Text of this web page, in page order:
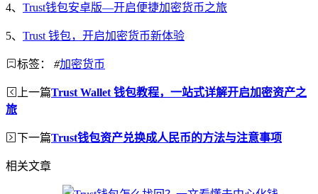
4、 Trust钱包安卓版—开启便捷加密货币之旅
5、 Trust 钱包，开启加密货币新体验
标签： #加密货币
上一篇Trust Wallet 钱包教程，一站式详解开启加密资产之
旅
下一篇Trust钱包资产兑换成人民币的方法与注意事项
相关文章